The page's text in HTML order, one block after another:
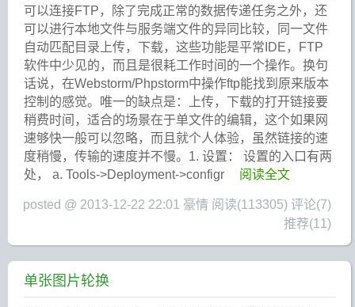
可以连接FTP，除了完成正常的数据传递任务之外，还
可以进行本地文件与服务端文件的异同比较，同一文件
自动匹配目录上传，下载，这些功能是平常IDE，FTP
软件中少见的，而且是很耗工作时间的一个操作。换句
话说，在Webstorm/Phpstorm中操作ftp能找到原来版本
控制的感觉。唯一的缺点是：上传，下载的打开链接要
稍费时间，适合的场景在于单文件的编辑，这个如果网
速够快一般可以忽略，而且就个人体验，虽然链接的速
度稍慢，传输的速度并不慢。1. 设置： 设置的入口有两
处， a. Tools->Deployment->configr
阅读全文
posted @ 2013-12-22 22:01 豪情 阅读(113305) 评论(7)
推荐(11)
单张图片轮换